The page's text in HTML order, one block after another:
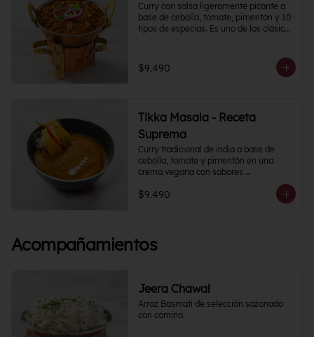
Curry con salsa ligeramente picante a
base de cebolla, tomate, pimentón y 10
tipos de especias. Es uno de los clásicos
favorita.
$9.490
Tikka Masala - Receta
Suprema
Curry tradicional de india a base de
cebolla, tomate y pimentón en una
crema vegana con sabores
semipicantes e intensos. Contiene más
de 12 especias.
$9.490
Acompañamientos
Jeera Chawal
Arroz Basmati de selección sazonado
con comino.